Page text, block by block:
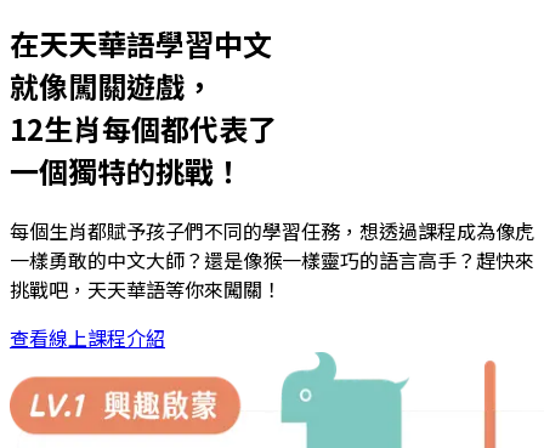
在天天華語學習中文
就像闖關遊戲，
12生肖每個都代表了
一個獨特的挑戰！
每個生肖都賦予孩子們不同的學習任務，想透過課程成為像虎
一樣勇敢的中文大師？還是像猴一樣靈巧的語言高手？趕快來
挑戰吧，天天華語等你來闖關！
查看線上課程介紹